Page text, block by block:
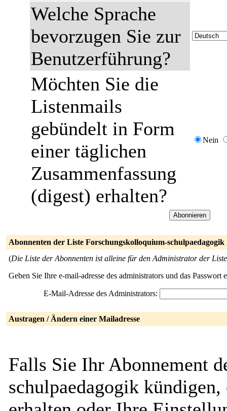
Welche Sprache
bevorzugen Sie zur
Benutzerführung?
Möchten Sie die
Listenmails
gebündelt in Form
einer täglichen
Zusammenfassung
(digest) erhalten?
Nein
Abonnenten der Liste Forschungskolloquium-schulpaedagogik
(Die Liste der Abonnenten ist alleine für den Administrator der
Geben Sie Ihre e-mail-adresse des administrators und das
E-Mail-Adresse des Administrators:
Austragen / Ändern einer Mailadresse
Falls Sie Ihr Abonnement
schulpaedagogik